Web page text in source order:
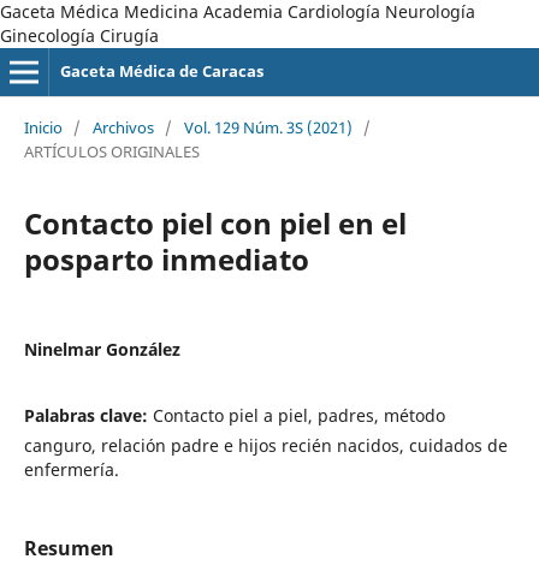
Gaceta Médica Medicina Academia Cardiología Neurología
Ginecología Cirugía
Gaceta Médica de Caracas
Inicio / Archivos / Vol. 129 Núm. 3S (2021)
/
ARTÍCULOS ORIGINALES
Contacto piel con piel en el
posparto inmediato
Ninelmar González
Palabras clave: Contacto piel a piel, padres, método
canguro, relación padre e hijos recién nacidos, cuidados de
enfermería.
Resumen